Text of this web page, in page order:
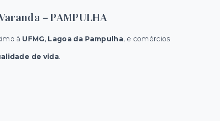
– PAMPULHA
à UFMG, Lagoa da Pampulha, e comércios
de vida.